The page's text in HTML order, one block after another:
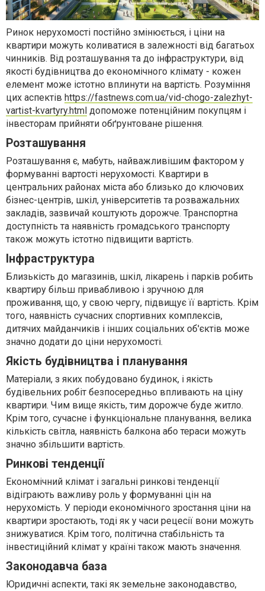
Ринок нерухомості постійно змінюється, і ціни на
квартири можуть коливатися в залежності від багатьох
чинників. Від розташування та до інфраструктури, від
якості будівництва до економічного клімату - кожен
елемент може істотно вплинути на вартість. Розуміння
цих аспектів https://fastnews.com.ua/vid-chogo-zalezhyt-
vartist-kvartyry.html допоможе потенційним покупцям і
інвесторам прийняти обґрунтоване рішення.
Розташування
Розташування є, мабуть, найважливішим фактором у
формуванні вартості нерухомості. Квартири в
центральних районах міста або близько до ключових
бізнес-центрів, шкіл, університетів та розважальних
закладів, зазвичай коштують дорожче. Транспортна
доступність та наявність громадського транспорту
також можуть істотно підвищити вартість.
Інфраструктура
Близькість до магазинів, шкіл, лікарень і парків робить
квартиру більш привабливою і зручною для
проживання, що, у свою чергу, підвищує її вартість. Крім
того, наявність сучасних спортивних комплексів,
дитячих майданчиків і інших соціальних об'єктів може
значно додати до ціни нерухомості.
Якість будівництва і планування
Матеріали, з яких побудовано будинок, і якість
будівельних робіт безпосередньо впливають на ціну
квартири. Чим вище якість, тим дорожче буде житло.
Крім того, сучасне і функціональне планування, велика
кількість світла, наявність балкона або тераси можуть
значно збільшити вартість.
Ринкові тенденції
Економічний клімат і загальні ринкові тенденції
відіграють важливу роль у формуванні цін на
нерухомість. У періоди економічного зростання ціни на
квартири зростають, тоді як у часи рецесії вони можуть
знижуватися. Крім того, політична стабільність та
інвестиційний клімат у країні також мають значення.
Законодавча база
Юридичні аспекти, такі як земельне законодавство,